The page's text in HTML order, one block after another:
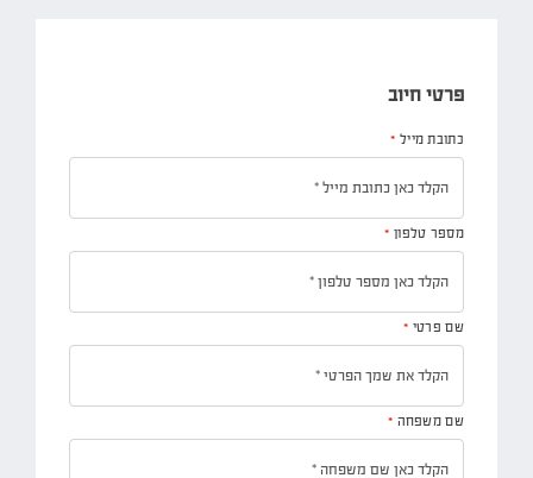
פרטי חיוב‫
כתובת מייל *
מספר טלפון *
שם פרטי *
שם משפחה *